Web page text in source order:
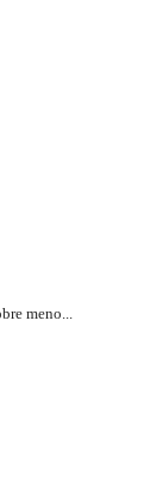
meno...